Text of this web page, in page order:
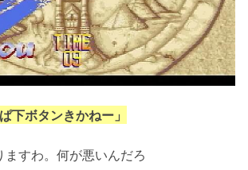
ボタンきかねー」
ますわ。何が悪いんだろ